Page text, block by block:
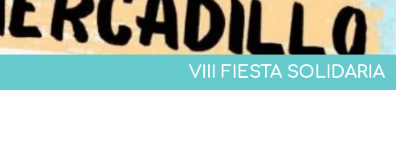
VIII FIESTA SOLIDARIA